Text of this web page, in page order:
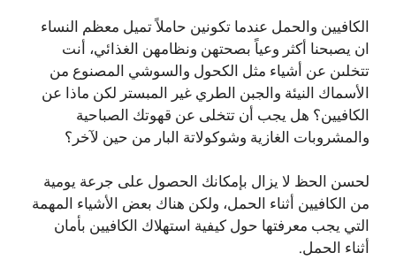
الكافيين والحمل عندما تكونين حاملاً تميل معظم النساء
ان يصبحنا أكثر وعياً بصحتهن ونظامهن الغذائي، أنت
تتخلىن عن أشياء مثل الكحول والسوشي المصنوع من
الأسماك النيئة والجبن الطري غير المبستر لكن ماذا عن
الكافيين؟ هل يجب أن تتخلى عن قهوتك الصباحية
والمشروبات الغازية وشوكولاتة البار من حين لآخر؟
لحسن الحظ لا يزال بإمكانك الحصول على جرعة يومية
من الكافيين أثناء الحمل، ولكن هناك بعض الأشياء المهمة
التي يجب معرفتها حول كيفية استهلاك الكافيين بأمان
أثناء الحمل.